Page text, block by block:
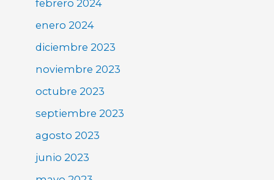
febrero 2024
enero 2024
diciembre 2023
noviembre 2023
octubre 2023
septiembre 2023
agosto 2023
junio 2023